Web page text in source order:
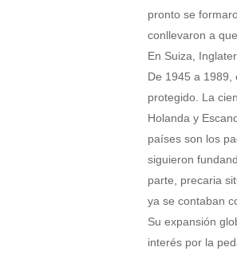
pronto se
conllevaron a
En Suiza,
De 1945 a 1989,
protegido. La
Holanda y
países son los
siguieron
parte, precaria
ya se contaban
Su expansión
interés por la